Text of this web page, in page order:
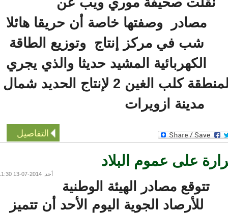
مصادر وصفتها خاصة أن حريقا هائلا
شب في مركز إنتاج وتوزيع الطاقة
الكهربائية المشيد حديثا والذي يجري
العمل فيه والتابع لمنطقة كلب الغين 2 لإنتاج الحديد شمال
مدينة ازويرات
التفاصيل
على عموم البلاد
تتوقع مصادر الهيئة الوطنية
للأرصاد الجوية اليوم الأحد أن تتميز